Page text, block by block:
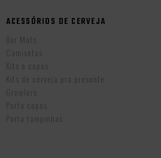
ACESSÓRIOS DE CERVEJA
Bar Mats
Camisetas
Kits e copos
Kits de cerveja pra presente
Growlers
Porta copos
Porta tampinhas